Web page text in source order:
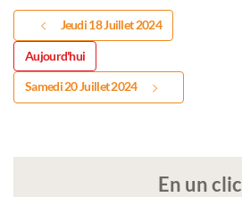
Jeudi 18 Juillet 2024
Aujourd'hui
Samedi 20 Juillet 2024
En un clic